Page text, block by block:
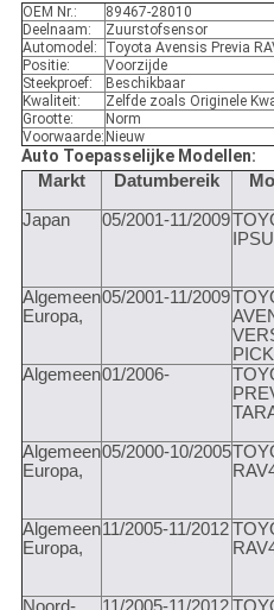
OEM Nr.:
89467-28010
Deelnaam:
Zuurstofsensor
Automodel:
Toyota Avensis Previa
Positie:
Voorzijde
Steekproef:
Beschikbaar
Kwaliteit:
Zelfde zoals Originele
Grootte:
Norm
Voorwaarde: Nieuw
Auto Toepasselijke Modellen:
Markt
Datumbereik
Japan
05/2001-11/2009
Algemeen
Europa,
05/2001-11/2009
Algemeen01/2006-
Algemeen
Europa,
05/2000-10/2005
Algemeen
Europa,
11/2005-11/2012